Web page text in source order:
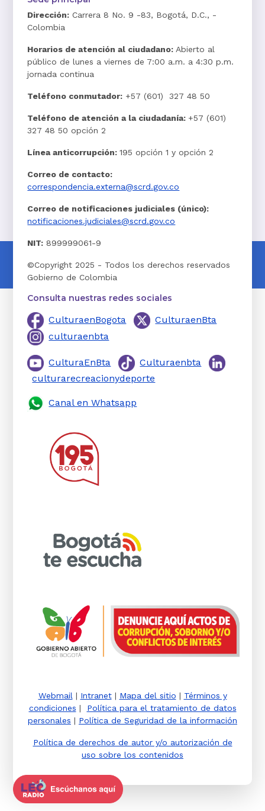
Dirección: Carrera 8 No. 9 -83, Bogotá, D.C., -
Colombia
Horarios de atención al ciudadano:Abierto al
público de lunes a viernes de 7:00 a.m. a 4:30 p.m.
jornada continua
Teléfono conmutador: +57 (601) 327 48 50
Teléfono de atención a la ciudadanía: +57 (601)
327 48 50 opción 2
Línea anticorrupción:195 opción 1 y opción 2
Correo de contacto:
correspondencia.externa@scrd.gov.co
Correo de notificaciones judiciales (único):
notificaciones.judiciales@scrd.gov.co
NIT: 899999061-9
©Copyright 2025 - Todos los derechos reservados
Gobierno de Colombia
Consulta nuestras redes sociales
CulturaenBogota
CulturaenBta
culturaenbta
CulturaEnBta
Culturaenbta
culturarecreacionydeporte
Canal en Whatsapp
Webmail | Intranet| Mapa del sitio | Términos y
condiciones | Política para el tratamiento de datos
personales | Política de Seguridad de la información
Política de derechos de autor y/o autorización de
uso sobre los contenidos